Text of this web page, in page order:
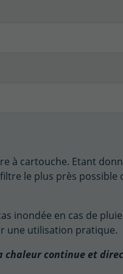
à cartouche. Etant
le plus près possible
inondée en cas de
une utilisation pratique.
continue et